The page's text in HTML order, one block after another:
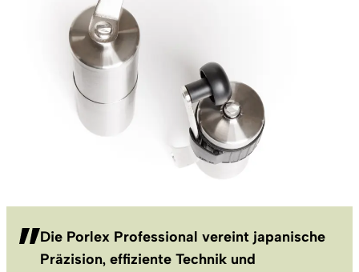
Die Porlex Professional vereint japanische
Präzision, effiziente Technik und